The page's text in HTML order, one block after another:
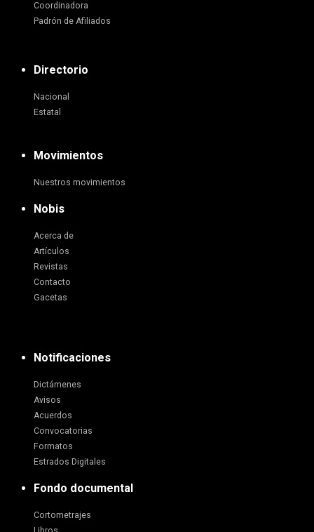
Coordinadora
Padrón de Afiliados
Directorio
Nacional
Estatal
Movimientos
Nuestros movimientos
Nobis
Acerca de
Artículos
Revistas
Contacto
Gacetas
Notificaciones
Dictámenes
Avisos
Acuerdos
Convocatorias
Formatos
Estrados Digitales
Fondo documental
Cortometrajes